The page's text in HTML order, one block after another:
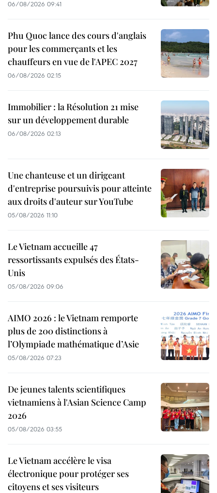
06/08/2026 09:41
Phu Quoc lance des cours d'anglais
pour les commerçants et les
chauffeurs en vue de l'APEC 2027
06/08/2026 02:15
Immobilier : la Résolution 21 mise
sur un développement durable
06/08/2026 02:13
Une chanteuse et un dirigeant
d'entreprise poursuivis pour atteinte
aux droits d'auteur sur YouTube
05/08/2026 11:10
Le Vietnam accueille 47
ressortissants expulsés des États-
Unis
05/08/2026 09:06
AIMO 2026 : le Vietnam remporte
plus de 200 distinctions à
l’Olympiade mathématique d’Asie
05/08/2026 07:23
De jeunes talents scientifiques
vietnamiens à l'Asian Science Camp
2026
05/08/2026 03:55
Le Vietnam accélère le visa
électronique pour protéger ses
citoyens et ses visiteurs